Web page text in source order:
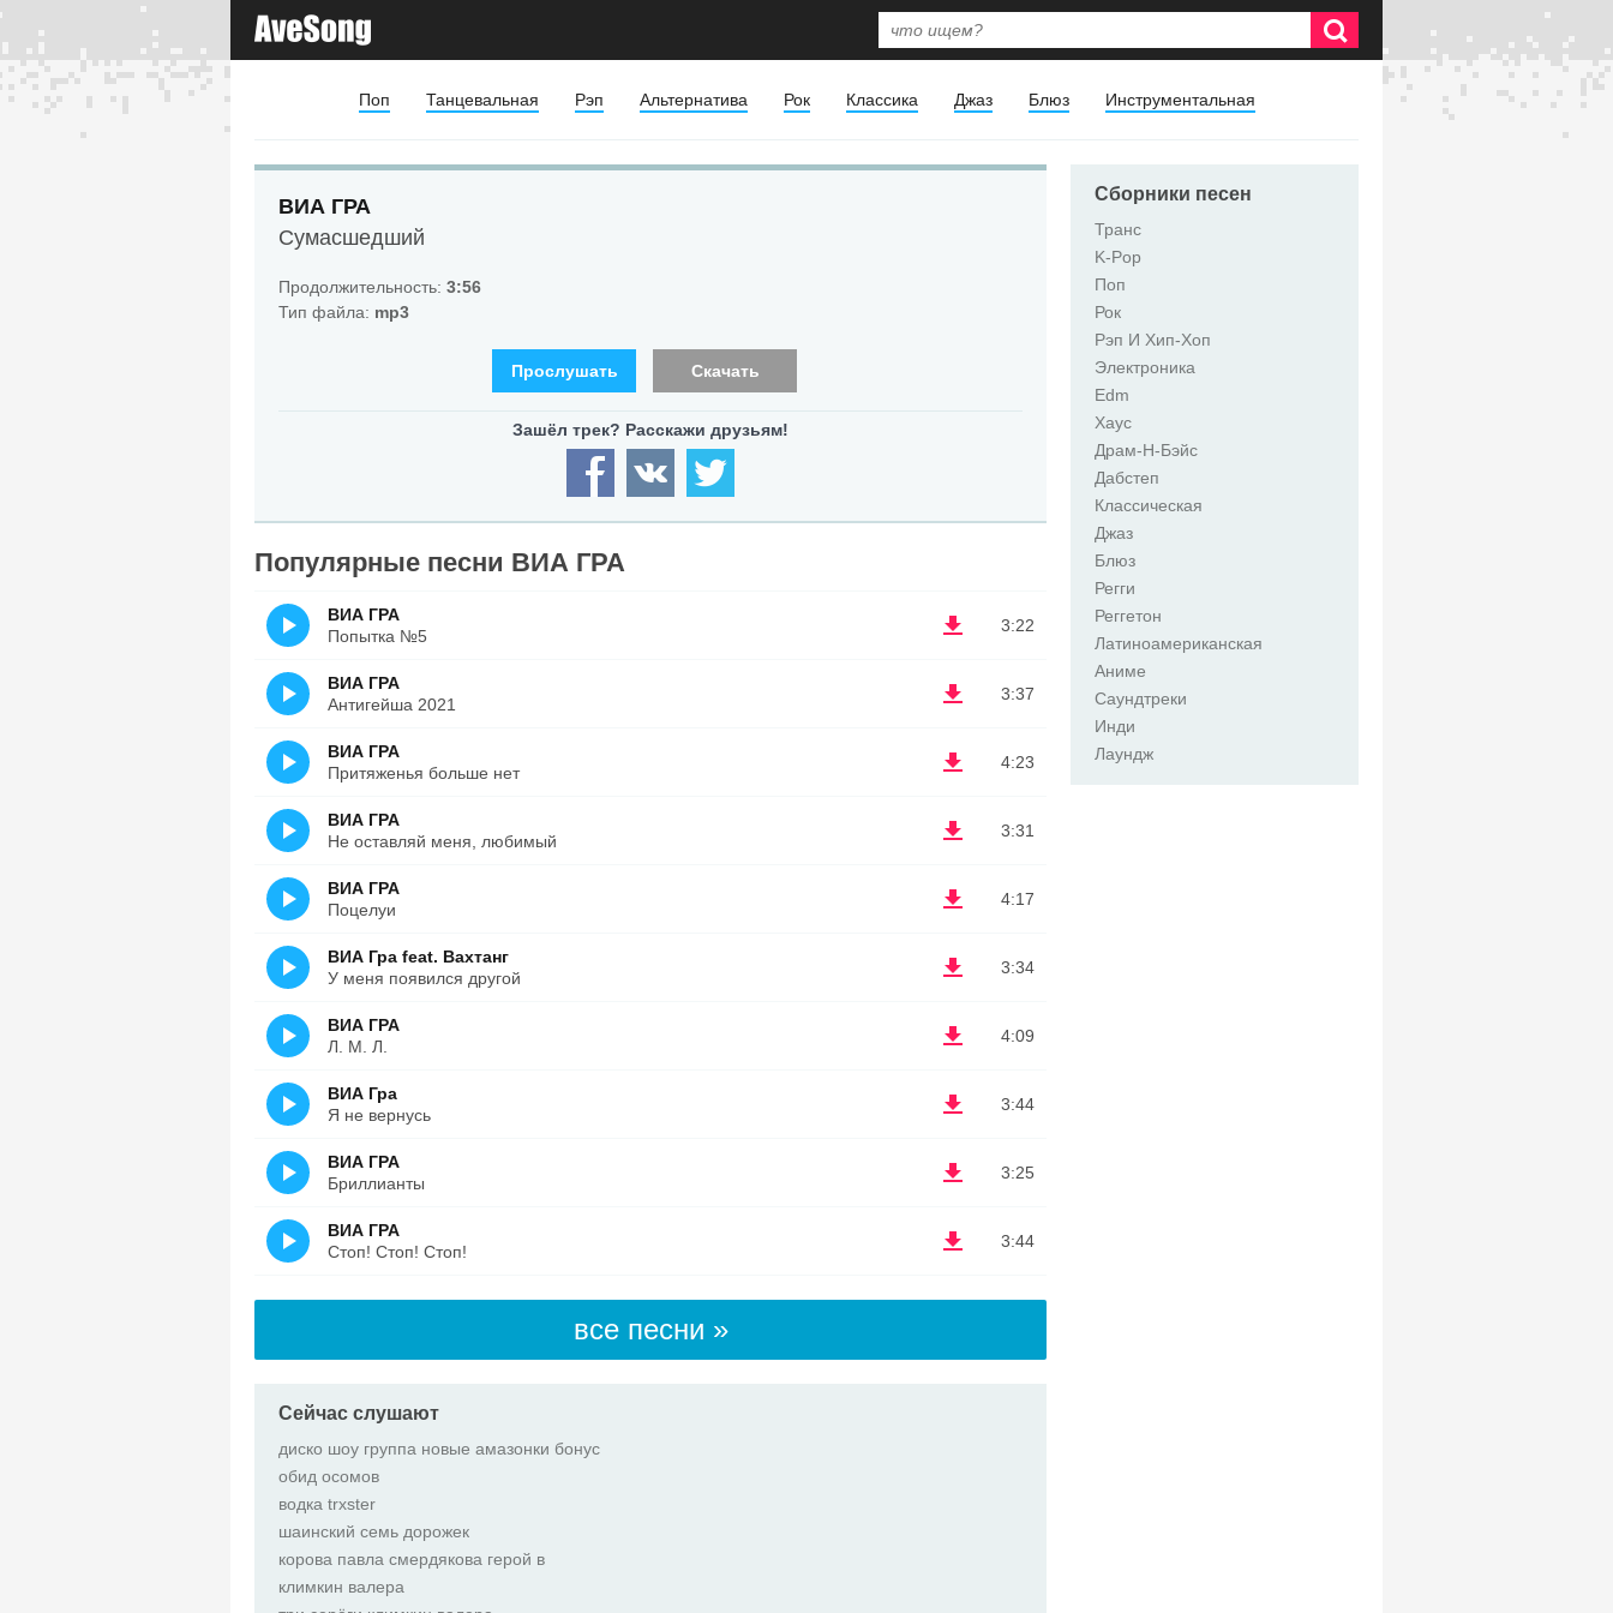
Поп Танцевальная Рэп Альтернатива Рок Классика Джаз Блюз Инструментальная
ВИА ГРА
Сумасшедший
Продолжительность: 3:56
Тип файла: mp3
Прослушать Скачать
Популярные песни ВИА ГРА
3:22
ВИА ГРА
Попытка №5
3:37
ВИА ГРА
Антигейша 2021
4:23
ВИА ГРА
Притяженья больше нет
3:31
ВИА ГРА
Не оставляй меня, любимый
4:17
ВИА ГРА
Поцелуи
3:34
ВИА Гра feat. Вахтанг
У меня появился другой
4:09
ВИА ГРА
Л. М. Л.
3:44
ВИА Гра
Я не вернусь
3:25
ВИА ГРА
Бриллианты
3:44
ВИА ГРА
Стоп! Стоп! Стоп!
все песни »
Сейчас слушают
диско шоу группа новые амазонки бонус
обид осомов
водка trxster
шаинский семь дорожек
корова павла смердякова герой в
климкин валера
Сборники песен
Транс
K-Pop
Поп
Рок
Рэп И Хип-Хоп
Электроника
Edm
Хаус
Драм-Н-Бэйс
Дабстеп
Классическая
Джаз
Блюз
Регги
Реггетон
Латиноамериканская
Аниме
Саундтреки
Инди
Лаундж